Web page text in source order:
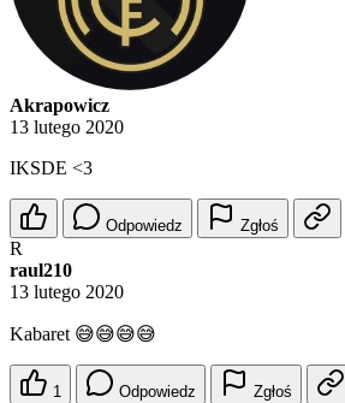
Akrapowicz
13 lutego 2020
IKSDE <3
Odpowiedz Zgłoś
R
raul210
13 lutego 2020
Kabaret 😅😅😅😅
1 Odpowiedz Zgłoś